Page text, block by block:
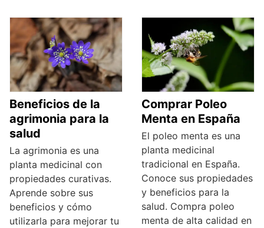
Beneficios de la
agrimonia para la
salud
La agrimonia es una
planta medicinal con
propiedades curativas.
Aprende sobre sus
beneficios y cómo
utilizarla para mejorar tu
Comprar Poleo
Menta en España
El poleo menta es una
planta medicinal
tradicional en España.
Conoce sus propiedades
y beneficios para la
salud. Compra poleo
menta de alta calidad en